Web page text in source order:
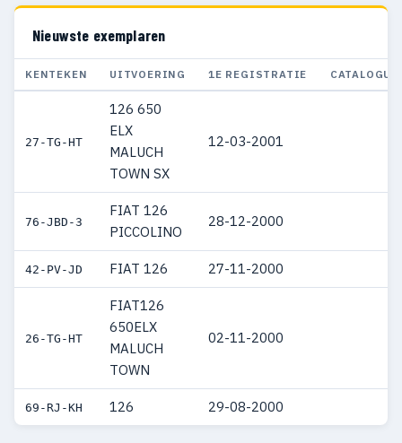
Nieuwste exemplaren
KENTEKEN UITVOERING 1E REGISTRATIE
27-TG-HT
126 650
ELX
MALUCH
TOWN SX
12-03-2001
76-JBD-3
FIAT 126
PICCOLINO
28-12-2000
42-PV-JD FIAT 126 27-11-2000
26-TG-HT
FIAT126
650ELX
MALUCH
TOWN
02-11-2000
69-RJ-KH 126 29-08-2000